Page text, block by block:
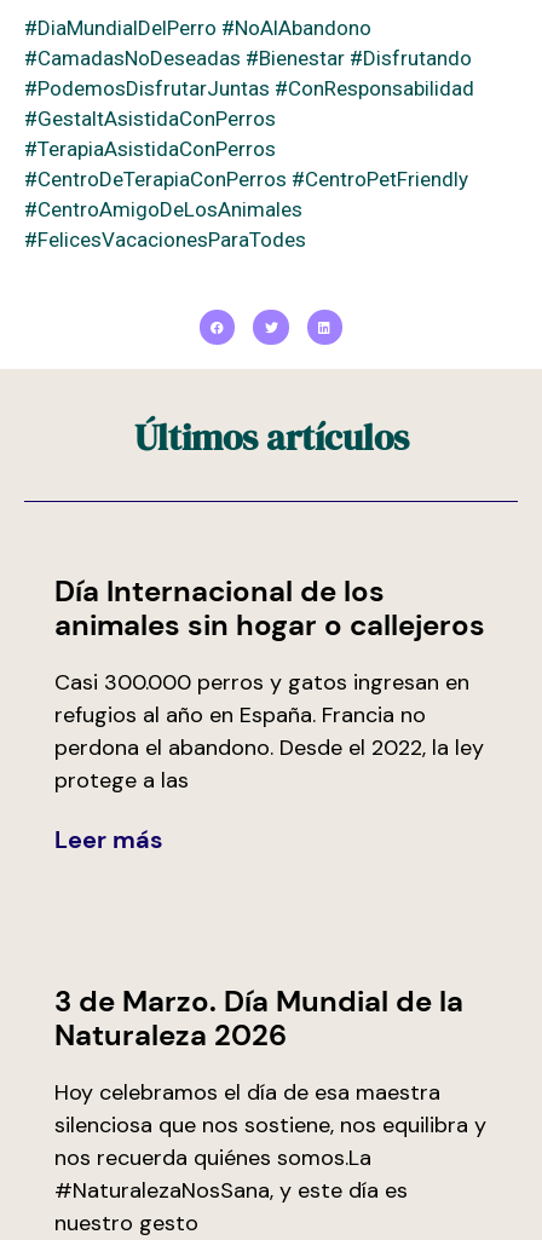
#DiaMundialDelPerro #NoAlAbandono
#CamadasNoDeseadas #Bienestar #Disfrutando
#PodemosDisfrutarJuntas #ConResponsabilidad
#GestaltAsistidaConPerros
#TerapiaAsistidaConPerros
#CentroDeTerapiaConPerros #CentroPetFriendly
#CentroAmigoDeLosAnimales
#FelicesVacacionesParaTodes
Últimos artículos
Día Internacional de los
animales sin hogar o callejeros
Casi 300.000 perros y gatos ingresan en
refugios al año en España. Francia no
perdona el abandono. Desde el 2022, la ley
protege a las
Leer más
3 de Marzo. Día Mundial de la
Naturaleza 2026
Hoy celebramos el día de esa maestra
silenciosa que nos sostiene, nos equilibra y
nos recuerda quiénes somos.La
#NaturalezaNosSana, y este día es
nuestro gesto